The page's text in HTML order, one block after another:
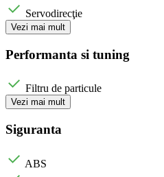
Servodirecţie
Vezi mai mult
Performanta si tuning
Filtru de particule
Vezi mai mult
Siguranta
ABS